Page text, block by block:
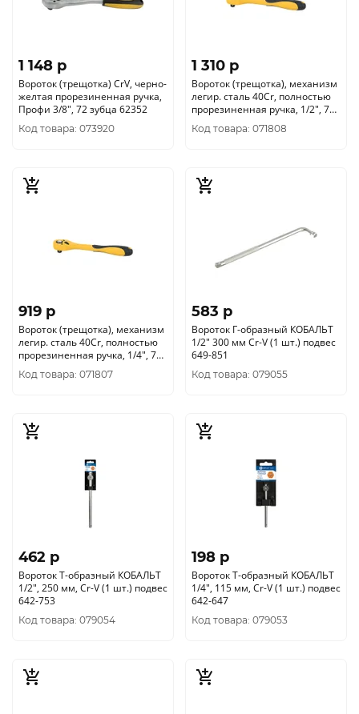
1 148 p
Вороток (трещотка) CrV, черно-
желтая прорезиненная ручка,
Профи 3/8", 72 зубца 62352
Код товара: 073920
1 310 p
Вороток (трещотка), механизм
легир. сталь 40Cr, полностью
прорезиненная ручка, 1/2", 72
зубца 62360
Код товара: 071808
919 p
Вороток (трещотка), механизм
легир. сталь 40Cr, полностью
прорезиненная ручка, 1/4", 72
зубца 62358
Код товара: 071807
583 p
Вороток Г-образный КОБАЛЬТ
1/2" 300 мм Cr-V (1 шт.) подвес
649-851
Код товара: 079055
462 p
Вороток Т-образный КОБАЛЬТ
1/2", 250 мм, Cr-V (1 шт.) подвес
642-753
Код товара: 079054
198 p
Вороток Т-образный КОБАЛЬТ
1/4", 115 мм, Cr-V (1 шт.) подвес
642-647
Код товара: 079053